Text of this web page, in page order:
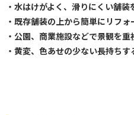
・水はけがよく、滑りにくい舗装
・既存舗装の上から簡単にリフ
・公園、商業施設などで景観を重
・黄変、色あせの少ない長持ち